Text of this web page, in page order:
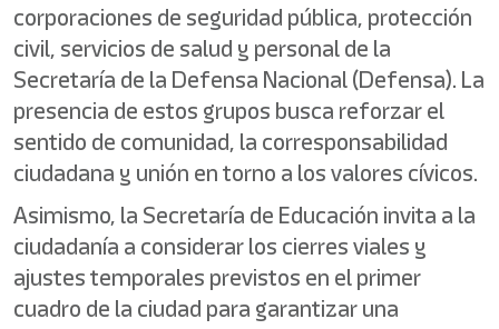
corporaciones de seguridad pública, protección
civil, servicios de salud y personal de la
Secretaría de la Defensa Nacional (Defensa). La
presencia de estos grupos busca reforzar el
sentido de comunidad, la corresponsabilidad
ciudadana y unión en torno a los valores cívicos.
Asimismo, la Secretaría de Educación invita a la
ciudadanía a considerar los cierres viales y
ajustes temporales previstos en el primer
cuadro de la ciudad para garantizar una